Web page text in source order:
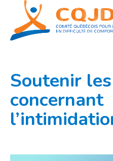
contenu
Soutenir
concernant